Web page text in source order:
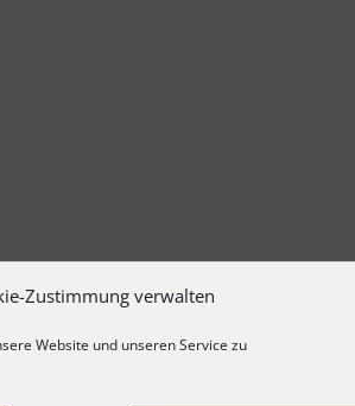
Zustimmung verwalten
Website und unseren Service zu